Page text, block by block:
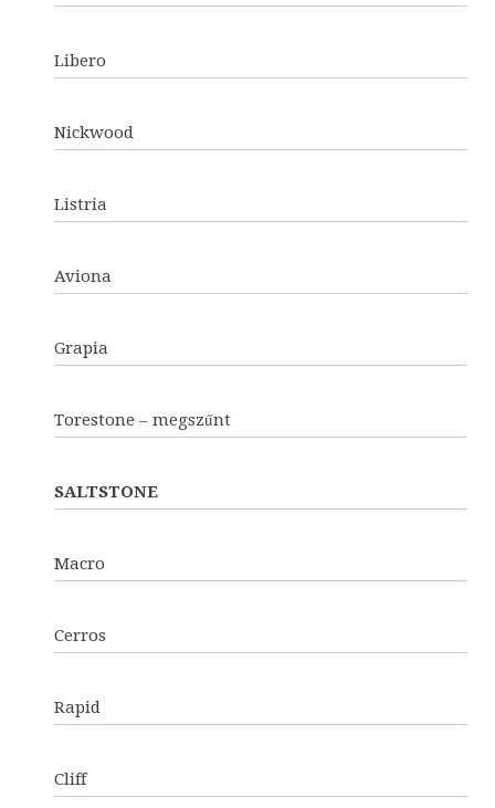
Libero
Nickwood
Listria
Aviona
Grapia
Torestone – megszűnt
SALTSTONE
Macro
Cerros
Rapid
Cliff